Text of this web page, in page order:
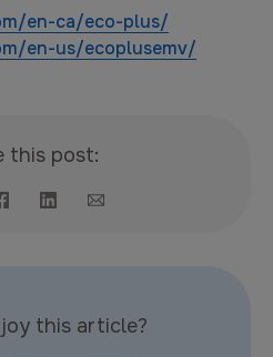
en-ca/eco-plus/
en-us/ecoplusemv/
this post:
this article?